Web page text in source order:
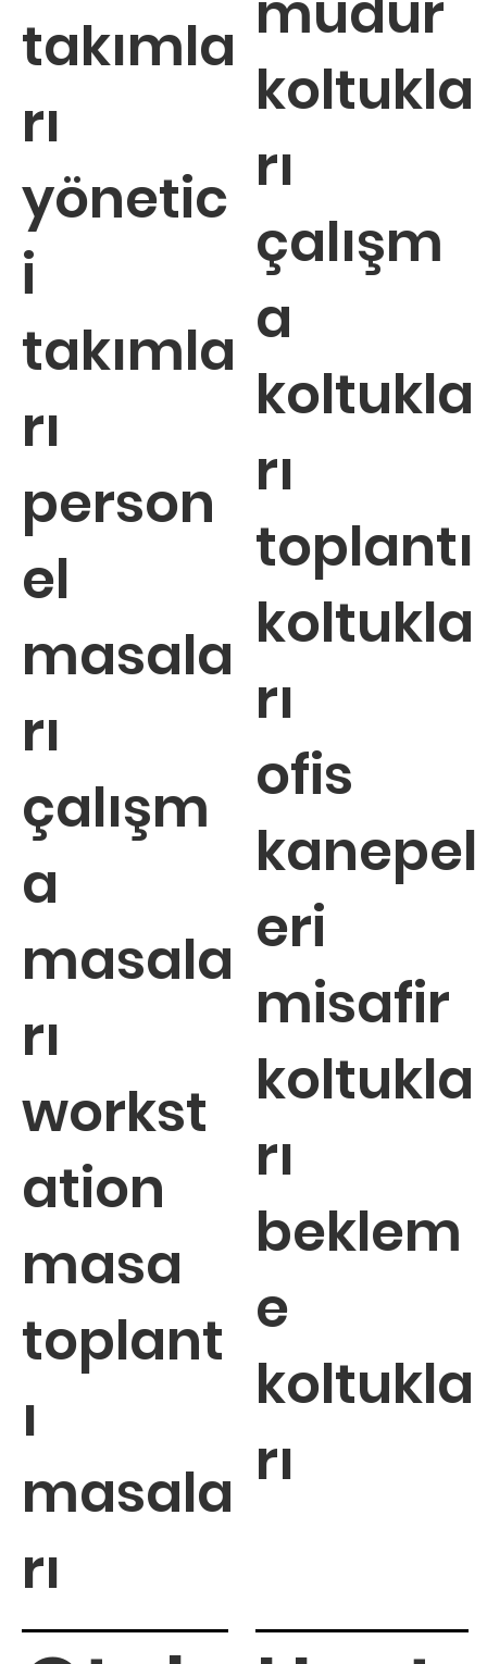
takımla
rı
yönetic
i
takımla
rı
person
el
masala
rı
çalışm
a
masala
rı
workst
ation
masa
toplant
ı
masala
rı
koltukla
rı
çalışm
a
koltukla
rı
toplantı
koltukla
rı
ofis
kanepel
eri
misafir
koltukla
rı
beklem
e
koltukla
rı